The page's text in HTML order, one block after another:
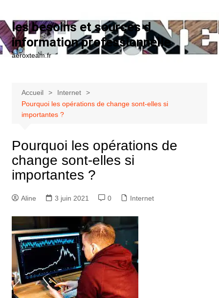
les besoins et sources d
information professionnelle
aeroxteam.fr
Accueil
Internet
Pourquoi les opérations de change sont-elles si
importantes ?
Pourquoi les opérations de
change sont-elles si
importantes ?
Aline 3 juin 2021 0 Internet